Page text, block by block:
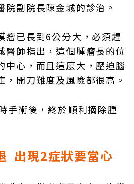
院副院長陳金城的診治。
瘤已長到6公分大，必須趕
醫師指出，這個腫瘤長的位
中心，而且這麼大，壓迫腦
，開刀難度及風險都很高。
手術後，終於順利摘除腫
出現2症狀要當心